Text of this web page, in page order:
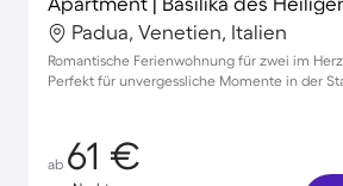
Padua, Venetien, Italien
Romantische Ferienwohnung für zwei im
Perfekt für unvergessliche Momente in der
ab 61 €